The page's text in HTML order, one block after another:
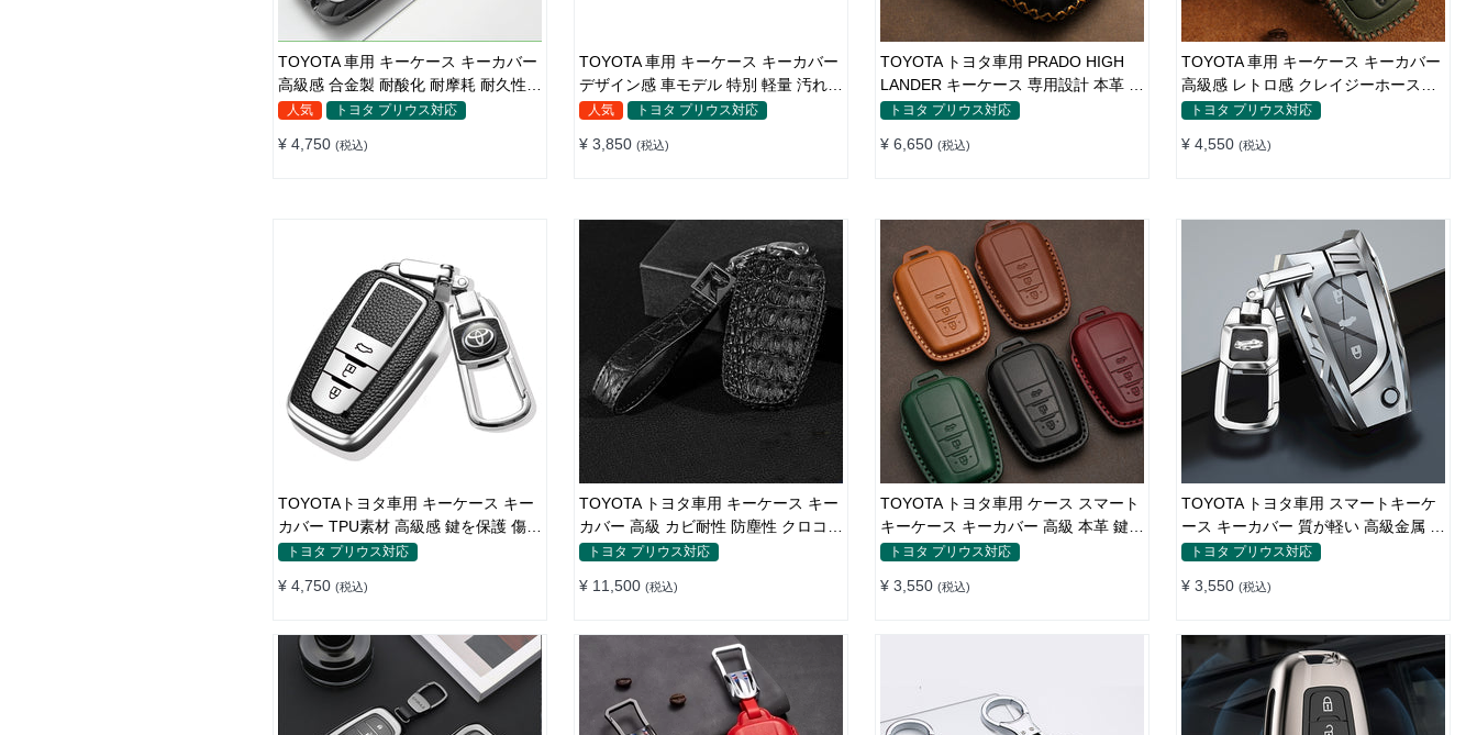
TOYOTA 車用 キーケース キーカバー
高級感 合金製 耐酸化 耐摩耗 耐久性
傷＆汚れ防止 防水 鍵を保護
人気 トヨタ プリウス対応
¥ 4,750 (税込)
TOYOTA 車用 キーケース キーカバー
デザイン感 車モデル 特別 軽量 汚れ防
止人気 トヨタ プリウス対応
¥ 3,850 (税込)
TOYOTA トヨタ車用 PRADO HIGH
LANDER キーケース 専用設計 本革 牛
革 高級感
トヨタ プリウス対応
¥ 6,650 (税込)
TOYOTA 車用 キーケース キーカバー
高級感 レトロ感 クレイジーホースレ
ザー 耐久性 高品質レザー 傷防止 鍵を
トヨタ プリウス対応
¥ 4,550 (税込)
TOYOTAトヨタ車用 キーケース キー
カバー TPU素材 高級感 鍵を保護 傷防
止 軽量 手触り快適 全面保護
トヨタ プリウス対応
¥ 4,750 (税込)
TOYOTA トヨタ車用 キーケース キー
カバー 高級 カビ耐性 防塵性 クロコダ
イルレザー 全面保護
トヨタ プリウス対応
¥ 11,500 (税込)
TOYOTA トヨタ車用 ケース スマート
キーケース キーカバー 高級 本革 鍵を
保護トヨタ プリウス対応
¥ 3,550 (税込)
TOYOTA トヨタ車用 スマートキーケ
ース キーカバー 質が軽い 高級金属 メ
カ感 かっこいい 防塵 防水
トヨタ プリウス対応
¥ 3,550 (税込)